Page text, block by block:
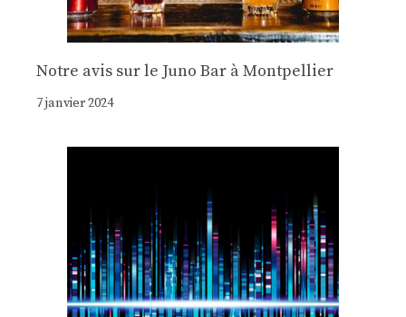
Notre avis sur le Juno Bar à Montpellier
7 janvier 2024